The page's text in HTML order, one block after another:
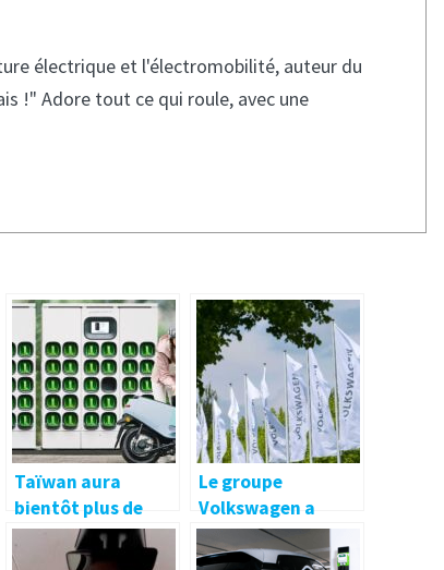
électrique et l'électromobilité, auteur du
!" Adore tout ce qui roule, avec une
Taïwan aura
bientôt plus de
stations d’échange
de batteries de
Le groupe
Volkswagen a
presque doublé ses
ventes mondiales